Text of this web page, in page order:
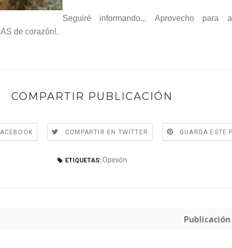
Seguiré informando... Aprovecho para
de corazón!.
COMPARTIR PUBLICACIÓN
COMPARTIR EN TWITTER GUARDA ESTE
ETIQUETAS: Opinión